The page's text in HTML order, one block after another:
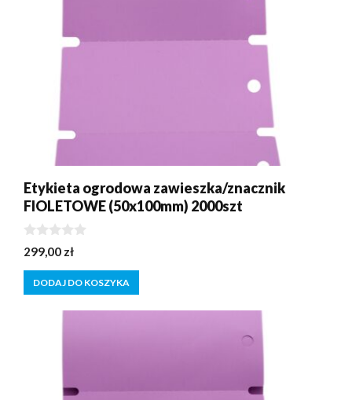
Etykieta ogrodowa zawieszka/znacznik
FIOLETOWE (50x100mm) 2000szt
0
z
5
299,00 zł
DODAJ DO KOSZYKA